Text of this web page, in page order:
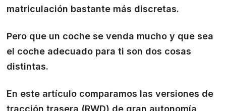
matriculación bastante más discretas.
Pero que un coche se venda mucho y que sea
el coche adecuado para ti son dos cosas
distintas.
En este artículo comparamos las versiones de
tracción trasera (RWD) de gran autonomía